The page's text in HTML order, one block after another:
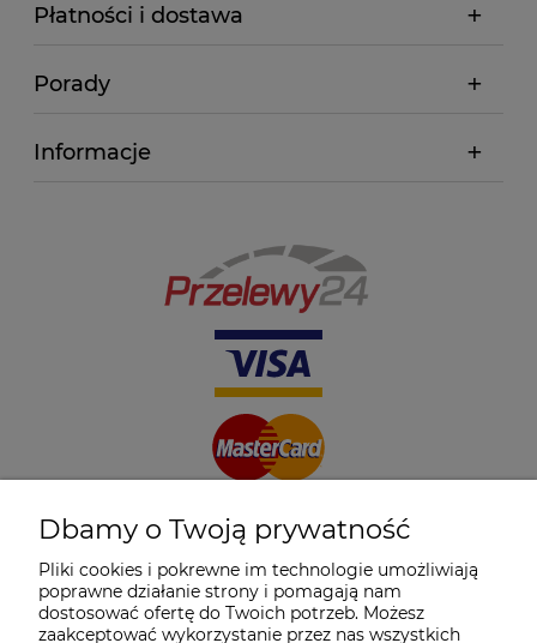
Płatności i dostawa
Porady
Informacje
Dbamy o Twoją prywatność
Pliki cookies i pokrewne im technologie umożliwiają
poprawne działanie strony i pomagają nam
dostosować ofertę do Twoich potrzeb. Możesz
zaakceptować wykorzystanie przez nas wszystkich